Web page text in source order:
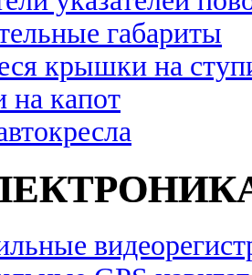
габариты
крышки на
на капот